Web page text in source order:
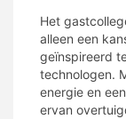
Het
alleen een
geïnspireerd
technologen.
energie en
ervan